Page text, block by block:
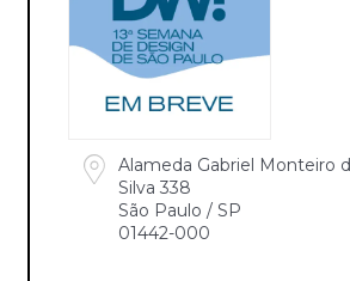
Alameda Gabriel Monteiro
Silva 338
São Paulo / SP
01442-000